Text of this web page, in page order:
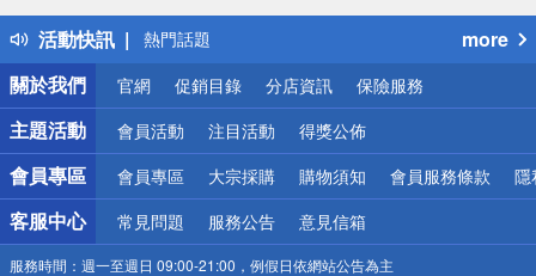
活動快訊
得獎公告
熱門話題
銀行優惠
偏遠地區配送
詐騙網頁！請小心！
more
關於我們
官網 促銷目錄 分店資訊 保險服務
主題活動 會員活動 注目活動 得獎公佈
會員專區 會員專區 大宗採購 購物須知 會員服務條款 隱
客服中心 常見問題 服務公告 意見信箱
服務時間： 週一至週日 09:00-21:00，例假日依網站公告為主